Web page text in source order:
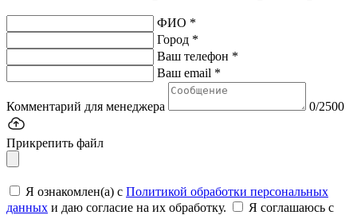
ФИО *
Город *
Ваш телефон *
Ваш email *
Комментарий для менеджера 0/2500
Прикрепить файл
Я ознакомлен(а) с Политикой обработки персональных
данных и даю согласие на их обработку.
Я соглашаюсь c